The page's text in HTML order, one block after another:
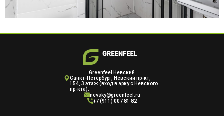
Greenfeel Невский
Cанкт-Петербург, Невский пр-кт,
154, 3 этаж (вход в арку с Невского
пр-кта).
nevsky@greenfeel.ru
+7 (911) 007 81 82